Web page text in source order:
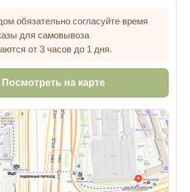
обязательно согласуйте время
для самовывоза
от 3 часов до 1 дня.
Посмотреть на карте